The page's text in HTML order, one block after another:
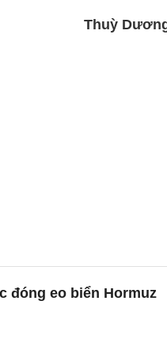
Thuỳ
đóng eo biển Hormuz